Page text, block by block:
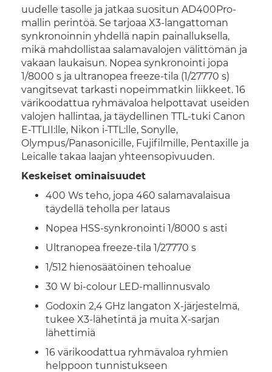
uudelle tasolle ja jatkaa suositun AD400Pro-
mallin perintöä. Se tarjoaa X3-langattoman
synkronoinnin yhdellä napin painalluksella,
mikä mahdollistaa salamavalojen välittömän ja
vakaan laukaisun. Nopea synkronointi jopa
1/8000 s ja ultranopea freeze-tila (1/27770 s)
vangitsevat tarkasti nopeimmatkin liikkeet. 16
värikoodattua ryhmävaloa helpottavat useiden
valojen hallintaa, ja täydellinen TTL-tuki Canon
E-TTLII:lle, Nikon i-TTL:lle, Sonylle,
Olympus/Panasonicille, Fujifilmille, Pentaxille ja
Leicalle takaa laajan yhteensopivuuden.
Keskeiset ominaisuudet
400 Ws teho, jopa 460 salamavalaisua
täydellä teholla per lataus
Nopea HSS-synkronointi 1/8000 s asti
Ultranopea freeze-tila 1/27770 s
1/512 hienosäätöinen tehoalue
30 W bi-colour LED-mallinnusvalo
Godoxin 2,4 GHz langaton X-järjestelmä,
tukee X3-lähetintä ja muita X-sarjan
lähettimiä
16 värikoodattua ryhmävaloa ryhmien
helppoon tunnistukseen